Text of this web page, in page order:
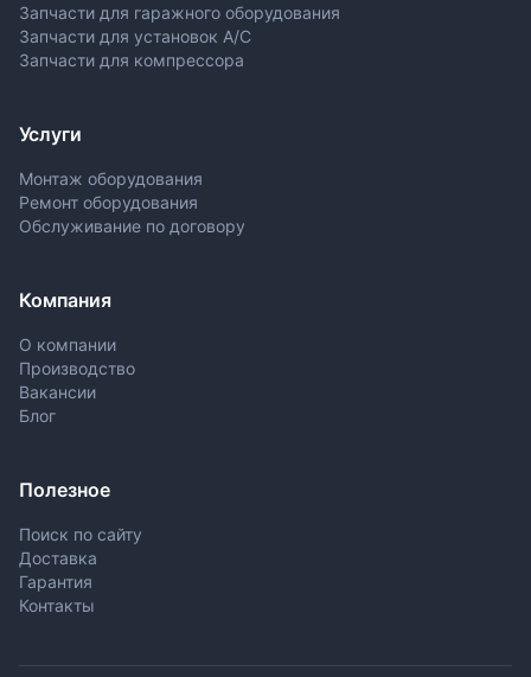
Запчасти для гаражного оборудования
Запчасти для установок A/C
Запчасти для компрессора
Услуги
Монтаж оборудования
Ремонт оборудования
Обслуживание по договору
Компания
О компании
Производство
Вакансии
Блог
Полезное
Поиск по сайту
Доставка
Гарантия
Контакты